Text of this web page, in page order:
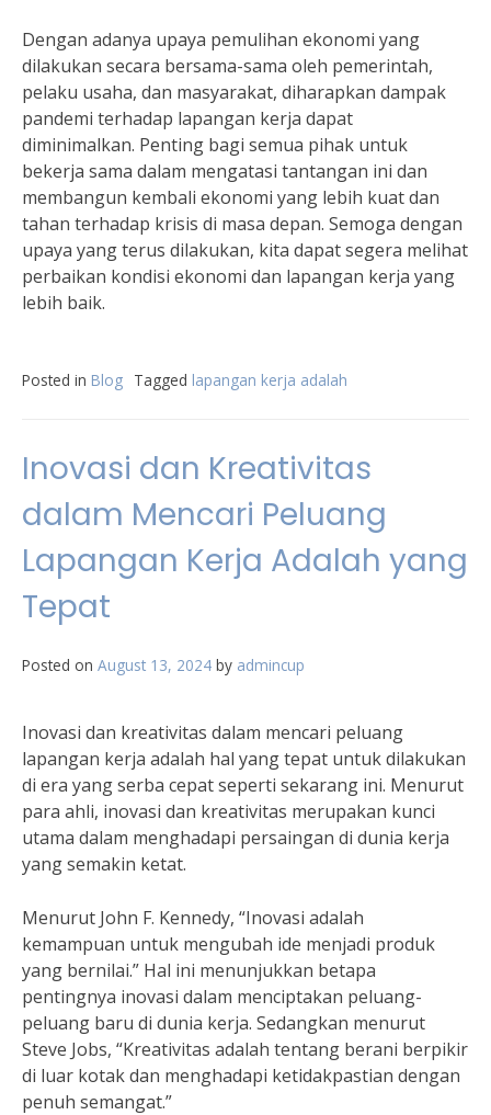
Dengan adanya upaya pemulihan ekonomi yang
dilakukan secara bersama-sama oleh pemerintah,
pelaku usaha, dan masyarakat, diharapkan dampak
pandemi terhadap lapangan kerja dapat
diminimalkan. Penting bagi semua pihak untuk
bekerja sama dalam mengatasi tantangan ini dan
membangun kembali ekonomi yang lebih kuat dan
tahan terhadap krisis di masa depan. Semoga dengan
upaya yang terus dilakukan, kita dapat segera melihat
perbaikan kondisi ekonomi dan lapangan kerja yang
lebih baik.
Posted in Blog Tagged lapangan kerja adalah
Inovasi dan Kreativitas
dalam Mencari Peluang
Lapangan Kerja Adalah yang
Tepat
Posted on August 13, 2024 by admincup
Inovasi dan kreativitas dalam mencari peluang
lapangan kerja adalah hal yang tepat untuk dilakukan
di era yang serba cepat seperti sekarang ini. Menurut
para ahli, inovasi dan kreativitas merupakan kunci
utama dalam menghadapi persaingan di dunia kerja
yang semakin ketat.
Menurut John F. Kennedy, “Inovasi adalah
kemampuan untuk mengubah ide menjadi produk
yang bernilai.” Hal ini menunjukkan betapa
pentingnya inovasi dalam menciptakan peluang-
peluang baru di dunia kerja. Sedangkan menurut
Steve Jobs, “Kreativitas adalah tentang berani berpikir
di luar kotak dan menghadapi ketidakpastian dengan
penuh semangat.”